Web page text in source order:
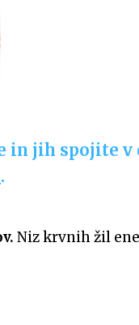
in jih spojite
.
Niz krvnih žil